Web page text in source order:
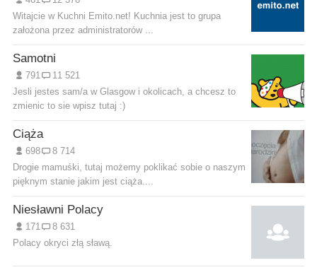
Witajcie w Kuchni Emito.net! Kuchnia jest to grupa
założona przez administratorów ...
Samotni
791
11 521
Jesli jestes sam/a w Glasgow i okolicach, a chcesz to
zmienic to sie wpisz tutaj :)
Ciąża
698
8 714
Drogie mamuśki, tutaj możemy poklikać sobie o naszym
pięknym stanie jakim jest ciąża....
Niesławni Polacy
171
8 631
Polacy okryci złą sławą.